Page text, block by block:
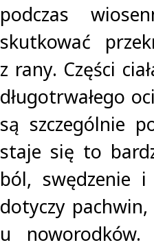
podczas
skutkować
z rany. Części
długotrwałego
są szczególnie
staje się to
ból, swędzenie i
dotyczy
u